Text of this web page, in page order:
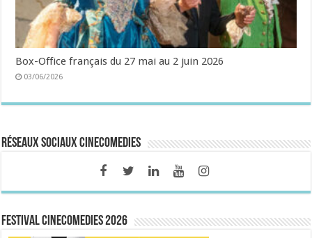
Box-Office français du 27 mai au 2 juin 2026
03/06/2026
Réseaux sociaux CineComedies
FESTIVAL CINECOMEDIES 2026